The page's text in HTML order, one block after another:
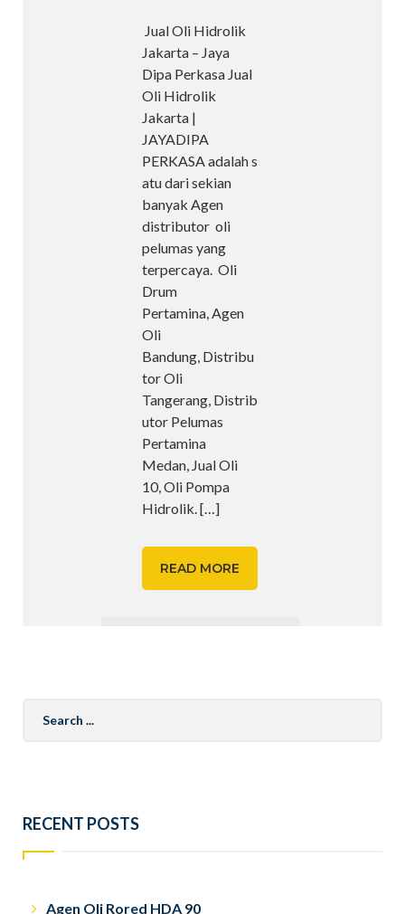
Jual Oli Hidrolik
Jakarta – Jaya
Dipa Perkasa Jual
Oli Hidrolik
Jakarta |
JAYADIPA
PERKASA adalah s
atu dari sekian
banyak Agen
distributor oli
pelumas yang
terpercaya. Oli
Drum
Pertamina, Agen
Oli
Bandung, Distribu
tor Oli
Tangerang, Distrib
utor Pelumas
Pertamina
Medan, Jual Oli
10, Oli Pompa
Hidrolik.[…]
READ MORE
for:
RECENT POSTS
Agen Oli Rored HDA 90